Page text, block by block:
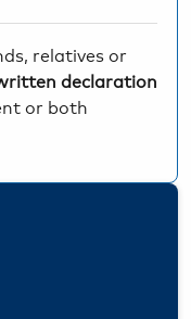
relatives or
declaration
or both